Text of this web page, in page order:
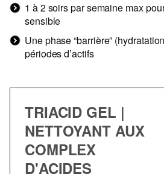
1 à 2 soirs par semaine max
sensible
Une phase “barrière”
périodes d’actifs
TRIACID GEL |
NETTOYANT AUX
COMPLEX
D'ACIDES